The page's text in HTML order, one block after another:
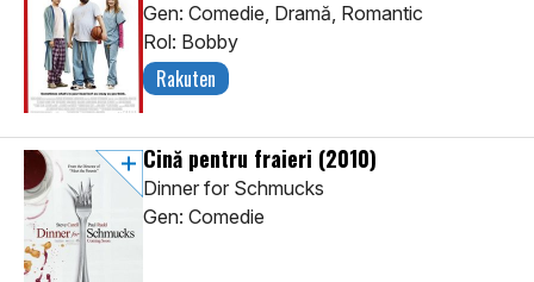
Gen: Comedie, Dramă, Romantic
Rol: Bobby
Rakuten
Cină pentru fraieri (2010)
Dinner for Schmucks
Gen: Comedie